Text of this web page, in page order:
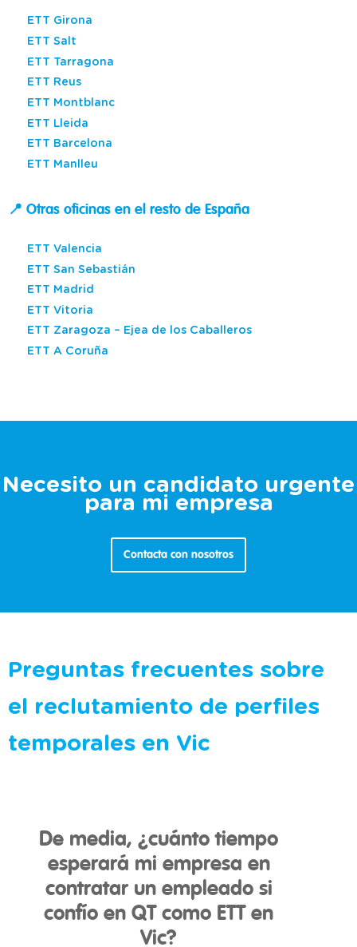
ETT Girona
ETT Salt
ETT Tarragona
ETT Reus
ETT Montblanc
ETT Lleida
ETT Barcelona
ETT Manlleu
📍 Otras oficinas en el resto de España
ETT Valencia
ETT San Sebastián
ETT Madrid
ETT Vitoria
ETT Zaragoza – Ejea de los Caballeros
ETT A Coruña
Necesito un candidato urgente
para mi empresa
Contacta con nosotros
Preguntas frecuentes sobre
el reclutamiento de perfiles
temporales en Vic
De media, ¿cuánto tiempo
esperará mi empresa en
contratar un empleado si
confío en QT como ETT en
Vic?